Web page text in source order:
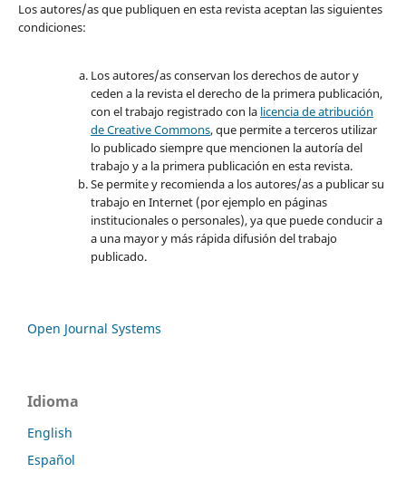
Los autores/as que publiquen en esta revista aceptan las siguientes
condiciones:
Los autores/as conservan los derechos de autor y
ceden a la revista el derecho de la primera publicación,
con el trabajo registrado con la licencia de atribución
de Creative Commons, que permite a terceros utilizar
lo publicado siempre que mencionen la autoría del
trabajo y a la primera publicación en esta revista.
Se permite y recomienda a los autores/as a publicar su
trabajo en Internet (por ejemplo en páginas
institucionales o personales), ya que puede conducir a
a una mayor y más rápida difusión del trabajo
publicado.
Open Journal Systems
Idioma
English
Español